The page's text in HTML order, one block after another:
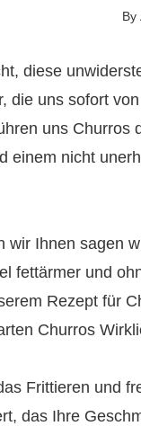
By
diese
die uns sofort
uns Churros
einem nicht
wir Ihnen sagen
fettärmer und
Rezept für
Churros
Frittieren und
das Ihre